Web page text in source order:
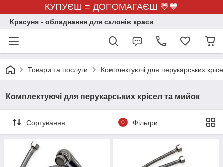
КУПУЄШ = ДОПОМАГАЄШ 💛💙
Красуня - обладнання для салонів краси
Товари та послуги Комплектуючі для перукарських
Комплектуючі для перукарських крісел та мийок
Сортування 0 Фільтри